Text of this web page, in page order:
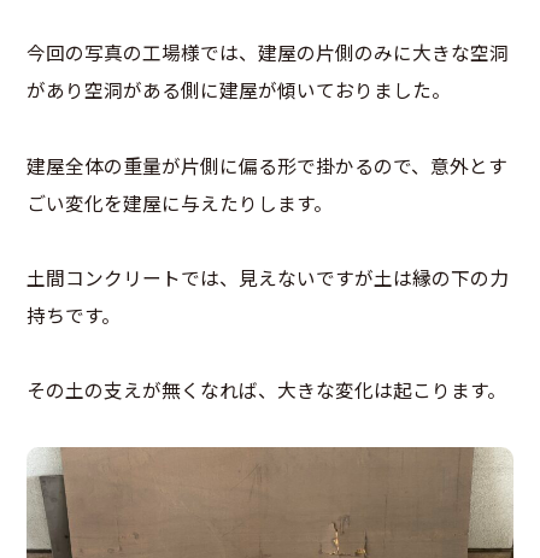
今回の写真の工場様では、建屋の片側のみに大きな空洞
があり空洞がある側に建屋が傾いておりました。
建屋全体の重量が片側に偏る形で掛かるので、意外とす
ごい変化を建屋に与えたりします。
土間コンクリートでは、見えないですが土は縁の下の力
持ちです。
その土の支えが無くなれば、大きな変化は起こります。